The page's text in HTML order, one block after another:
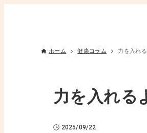
ホーム 健康コラム 力を入れ
力を入れる
2025/09/22